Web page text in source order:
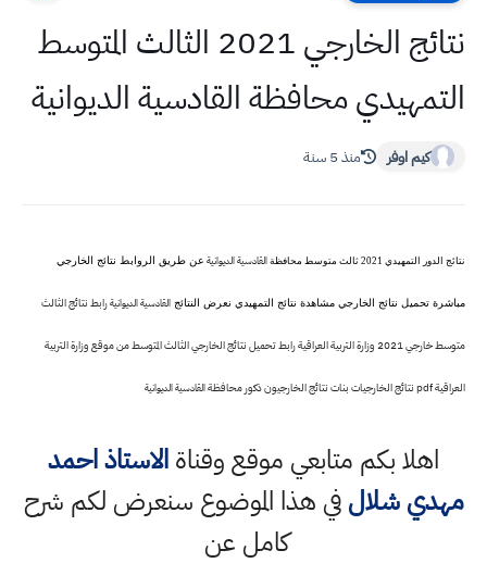
نتائج الخارجي 2021 الثالث المتوسط
التمهيدي محافظة القادسية الديوانية
كيم اوفر منذ 5 سنة
نتائج الدور التمهيدي 2021 ثالث متوسط محافظة القادسية الديوانية عن طريق الروابط نتائج الخارجي
مباشرة تحميل نتائج الخارجي مشاهدة نتائج التمهيدي نعرض النتائج القادسية الديوانيةرابط نتائج الثالث
متوسط خارجي 2021 وزارة التربية العراقية رابط تحميل نتائج الخارجي الثالث المتوسط من موقع وزارة التربية
العراقية pdf نتائج الخارجيات بنات نتائج الخارجيون ذكور محافظة القادسية الديوانية
اهلا بكم متابعي موقع وقناةالاستاذ احمد
مهدي شلالفي هذا الموضوع سنعرض لكم شرح
كامل عن